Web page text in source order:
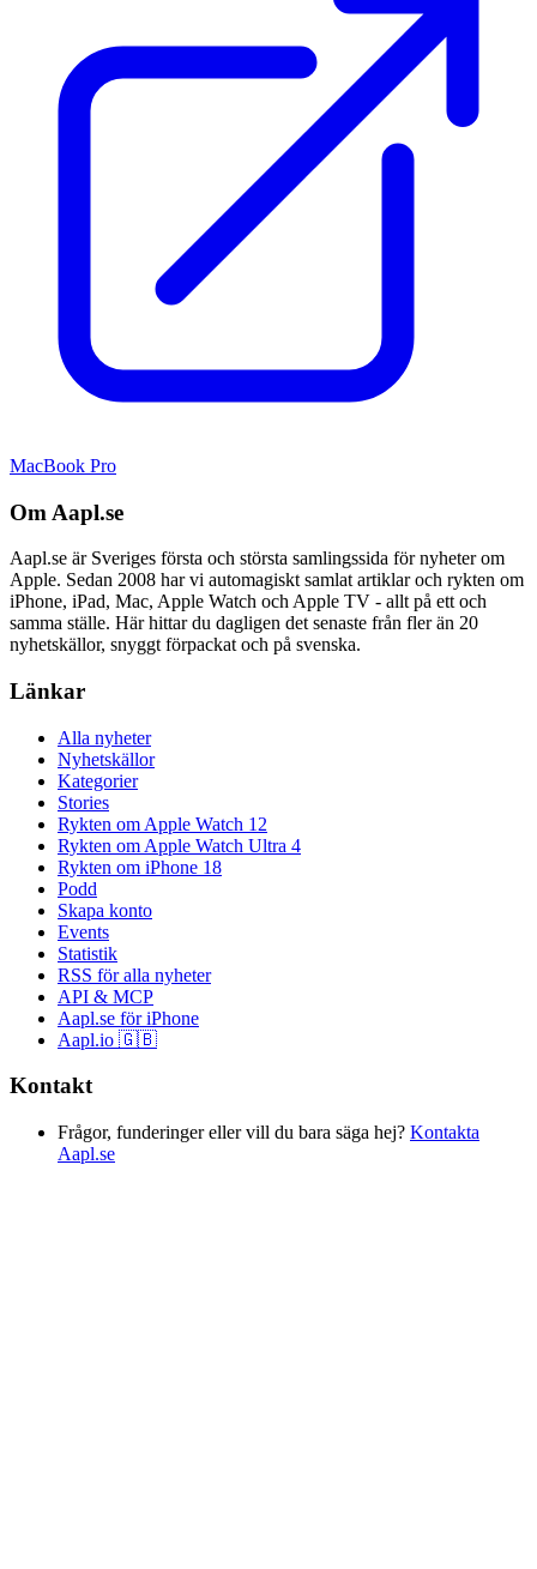
MacBook Pro
Om Aapl.se
Aapl.se är Sveriges första och största samlingssida för nyheter om
Apple. Sedan 2008 har vi automagiskt samlat artiklar och rykten om
iPhone, iPad, Mac, Apple Watch och Apple TV - allt på ett och
samma ställe. Här hittar du dagligen det senaste från fler än 20
nyhetskällor, snyggt förpackat och på svenska.
Länkar
Alla nyheter
Nyhetskällor
Kategorier
Stories
Rykten om Apple Watch 12
Rykten om Apple Watch Ultra 4
Rykten om iPhone 18
Podd
Skapa konto
Events
Statistik
RSS för alla nyheter
API & MCP
Aapl.se för iPhone
Aapl.io 🇬🇧
Kontakt
Frågor, funderinger eller vill du bara säga hej? Kontakta
Aapl.se